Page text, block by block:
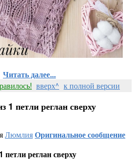
Читать далее...
вверх^ к полной версии
1 петли реглан сверху
ЛюмлияОригинальное сообщение
петли реглан сверху